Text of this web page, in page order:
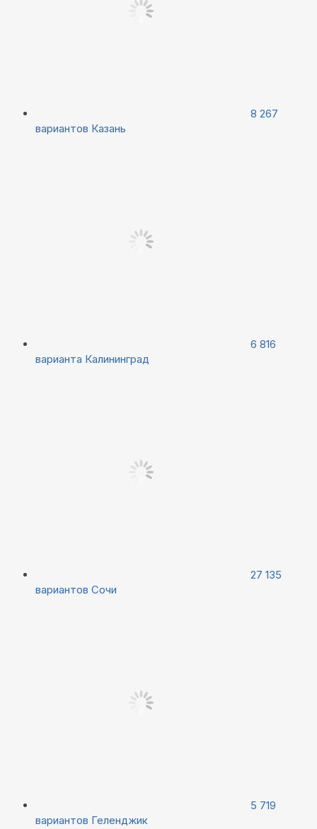
8 267
вариантов Казань
6 816
варианта Калининград
27 135
вариантов Сочи
5 719
вариантов Геленджик